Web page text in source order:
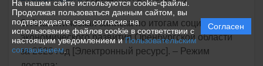
На нашем сайте используются cookie-файлы.
Продолжая пользоваться данным сайтом, вы
подтверждаете свое согласие на
использование файлов cookie в соответствии с
настоящим уведомлением иПользовательским
соглашением.
Согласен
3. Аналитическая записка по итогам социально-
экономического развития Оренбургской области
за 2023 год [Электронный ресурс]. – Режим